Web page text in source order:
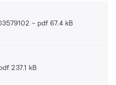
pdf 67.4 kB
237.1 kB